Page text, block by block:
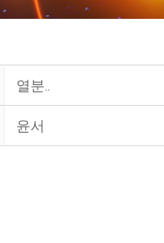
열분..
윤서